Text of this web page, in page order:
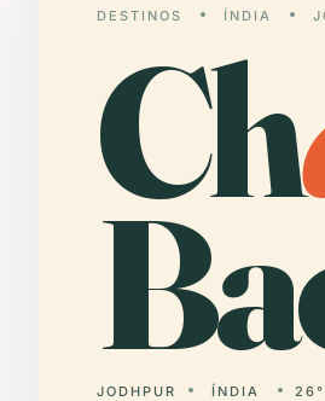
DESTINOS ÍNDIA
Ch
JODHPUR ÍNDIA